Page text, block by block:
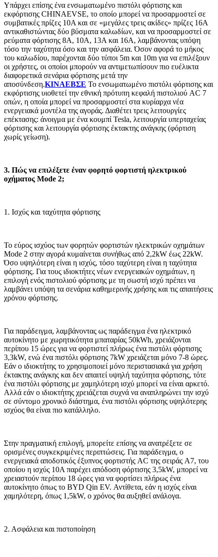
Υπάρχει επίσης ένα ενσωματωμένο πιστόλι φόρτισης και
εκφόρτισης CHINAEVSE, το οποίο μπορεί να προσαρμοστεί σε
συμβατικές πρίζες 10A και σε «μεγάλες τρεις ακίδες» πρίζες 16A
αντικαθιστώντας δύο βύσματα καλωδίων, και να προσαρμοστεί σε
ρεύματα φόρτισης 8A, 10A, 13A και 16A, λαμβάνοντας υπόψη
τόσο την ταχύτητα όσο και την ασφάλεια. Όσον αφορά το μήκος
του καλωδίου, παρέχονται δύο τύποι 5m και 10m για να επιλέξουν
οι χρήστες, οι οποίοι μπορούν να αντιμετωπίσουν πιο ευέλικτα
διαφορετικά σενάρια φόρτισης μετά την
αποσύνδεση.ΚΙΝΑΕΒΣΕ Το ενσωματωμένο πιστόλι φόρτισης και
εκφόρτισης υιοθετεί την εθνική πρότυπη κεφαλή πιστολιού AC 7
οπών, η οποία μπορεί να προσαρμοστεί στα κυρίαρχα νέα
ενεργειακά μοντέλα της αγοράς. Διαθέτει τρεις λειτουργίες
επέκτασης: άνοιγμα με ένα κουμπί Tesla, λειτουργία υπερταχείας
φόρτισης και λειτουργία φόρτισης έκτακτης ανάγκης (φόρτιση
χωρίς γείωση).
3. Πώς να επιλέξετε έναν φορητό φορτιστή ηλεκτρικού
οχήματος Mode 2;
1. Ισχύς και ταχύτητα φόρτισης
Το εύρος ισχύος των φορητών φορτιστών ηλεκτρικών οχημάτων
Mode 2 στην αγορά κυμαίνεται συνήθως από 2,2kW έως 22kW.
Όσο υψηλότερη είναι η ισχύς, τόσο ταχύτερη είναι η ταχύτητα
φόρτισης. Για τους ιδιοκτήτες νέων ενεργειακών οχημάτων, η
επιλογή ενός πιστολιού φόρτισης με τη σωστή ισχύ πρέπει να
λαμβάνει υπόψη τα σενάρια καθημερινής χρήσης και τις απαιτήσεις
χρόνου φόρτισης.
Για παράδειγμα, λαμβάνοντας ως παράδειγμα ένα ηλεκτρικό
αυτοκίνητο με χωρητικότητα μπαταρίας 50kWh, χρειάζονται
περίπου 15 ώρες για να φορτιστεί πλήρως ένα πιστόλι φόρτισης
3,3kW, ενώ ένα πιστόλι φόρτισης 7kW χρειάζεται μόνο 7-8 ώρες.
Εάν ο ιδιοκτήτης το χρησιμοποιεί μόνο περιστασιακά για χρήση
έκτακτης ανάγκης και δεν απαιτεί υψηλή ταχύτητα φόρτισης, τότε
ένα πιστόλι φόρτισης με χαμηλότερη ισχύ μπορεί να είναι αρκετό.
Αλλά εάν ο ιδιοκτήτης χρειάζεται συχνά να αναπληρώνει την ισχύ
σε σύντομο χρονικό διάστημα, ένα πιστόλι φόρτισης υψηλότερης
ισχύος θα είναι πιο κατάλληλο.
Στην πραγματική επιλογή, μπορείτε επίσης να ανατρέξετε σε
ορισμένες συγκεκριμένες περιπτώσεις. Για παράδειγμα, ο
ενεργειακά αποδοτικός έξυπνος φορτιστής AC της σειράς A7, του
οποίου η ισχύς 10A παρέχει απόδοση φόρτισης 3,5kW, μπορεί να
χρειαστούν περίπου 18 ώρες για να φορτίσει πλήρως ένα
αυτοκίνητο όπως το BYD Qin EV. Αντίθετα, εάν η ισχύς είναι
χαμηλότερη, όπως 1,5kW, ο χρόνος θα αυξηθεί ανάλογα.
2. Ασφάλεια και πιστοποίηση